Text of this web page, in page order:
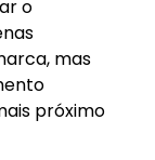
o
mas
próximo